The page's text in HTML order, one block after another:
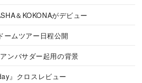
＆KOKONAがデビュー
ームツアー日程公開
ンバサダー起用の背景
』クロスレビュー